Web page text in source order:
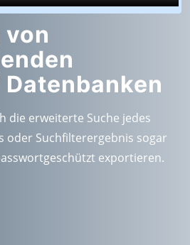
die erweiterte Suche jedes
oder Suchfilterergebnis sogar
exportieren.